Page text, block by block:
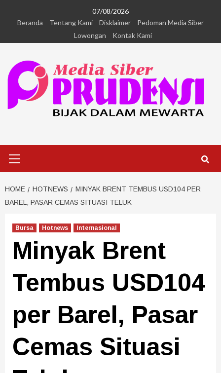
07/08/2026
Beranda
Tentang Kami Disklaimer
Pedoman Media Siber
Lowongan
Kontak Kami
HOME HOTNEWS
MINYAK BRENT TEMBUS USD104 PER
BAREL, PASAR CEMAS SITUASI TELUK
Bursa Hotnews Internasional
Minyak Brent
Tembus USD104
per Barel, Pasar
Cemas Situasi